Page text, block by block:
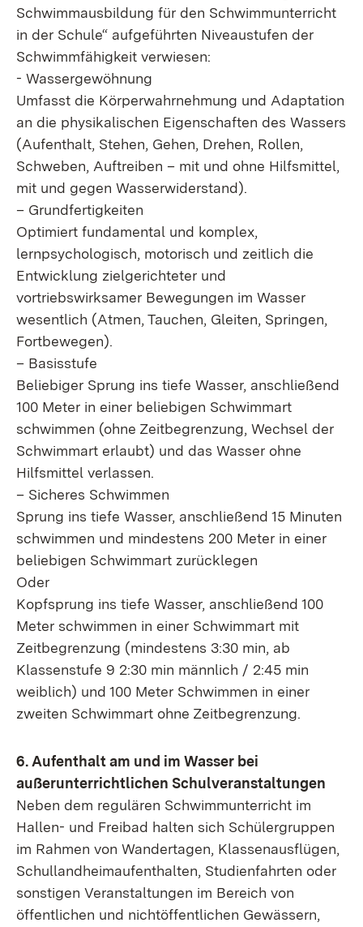
Schwimmausbildung für den Schwimmunterricht
in der Schule“ aufgeführten Niveaustufen der
Schwimmfähigkeit verwiesen:
- Wassergewöhnung
Umfasst die Körperwahrnehmung und Adaptation
an die physikalischen Eigenschaften des Wassers
(Aufenthalt, Stehen, Gehen, Drehen, Rollen,
Schweben, Auftreiben – mit und ohne Hilfsmittel,
mit und gegen Wasserwiderstand).
– Grundfertigkeiten
Optimiert fundamental und komplex,
lernpsychologisch, motorisch und zeitlich die
Entwicklung zielgerichteter und
vortriebswirksamer Bewegungen im Wasser
wesentlich (Atmen, Tauchen, Gleiten, Springen,
Fortbewegen).
– Basisstufe
Beliebiger Sprung ins tiefe Wasser, anschließend
100 Meter in einer beliebigen Schwimmart
schwimmen (ohne Zeitbegrenzung, Wechsel der
Schwimmart erlaubt) und das Wasser ohne
Hilfsmittel verlassen.
– Sicheres Schwimmen
Sprung ins tiefe Wasser, anschließend 15 Minuten
schwimmen und mindestens 200 Meter in einer
beliebigen Schwimmart zurücklegen
Oder
Kopfsprung ins tiefe Wasser, anschließend 100
Meter schwimmen in einer Schwimmart mit
Zeitbegrenzung (mindestens 3:30 min, ab
Klassenstufe 9 2:30 min männlich / 2:45 min
weiblich) und 100 Meter Schwimmen in einer
zweiten Schwimmart ohne Zeitbegrenzung.
6. Aufenthalt am und im Wasser bei
außerunterrichtlichen Schulveranstaltungen
Neben dem regulären Schwimmunterricht im
Hallen- und Freibad halten sich Schülergruppen
im Rahmen von Wandertagen, Klassenausflügen,
Schullandheimaufenthalten, Studienfahrten oder
sonstigen Veranstaltungen im Bereich von
öffentlichen und nichtöffentlichen Gewässern,